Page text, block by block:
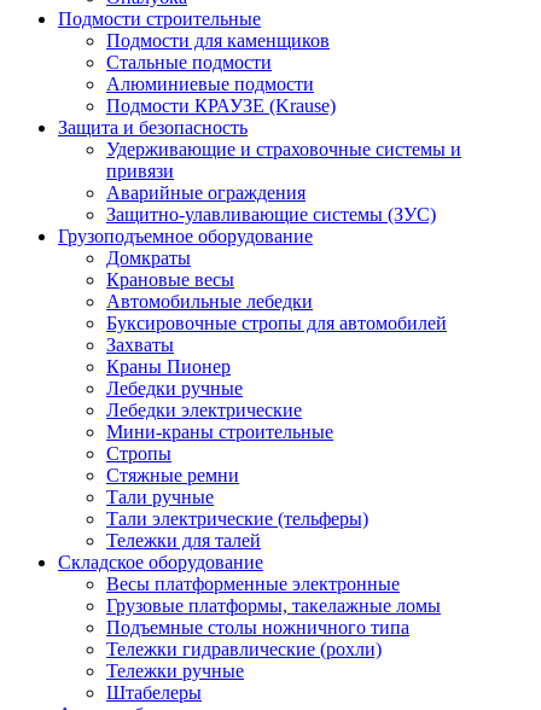
Подмости строительные
Подмости для каменщиков
Стальные подмости
Алюминиевые подмости
Подмости КРАУЗЕ (Krause)
Защита и безопасность
Удерживающие и страховочные системы и
привязи
Аварийные ограждения
Защитно-улавливающие системы (ЗУС)
Грузоподъемное оборудование
Домкраты
Крановые весы
Автомобильные лебедки
Буксировочные стропы для автомобилей
Захваты
Краны Пионер
Лебедки ручные
Лебедки электрические
Мини-краны строительные
Стропы
Стяжные ремни
Тали ручные
Тали электрические (тельферы)
Тележки для талей
Складское оборудование
Весы платформенные электронные
Грузовые платформы, такелажные ломы
Подъемные столы ножничного типа
Тележки гидравлические (рохли)
Тележки ручные
Штабелеры